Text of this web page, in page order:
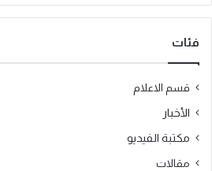
فئات
قسم الاعلام
الأخبار
مكتبة الفيديو
مقالات